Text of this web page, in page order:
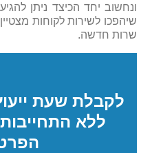
ונחשוב יחד הכיצד ניתן
שיהפכו לשירות לקוחות
שרות חדשה.
לקבלת שעת
ללא